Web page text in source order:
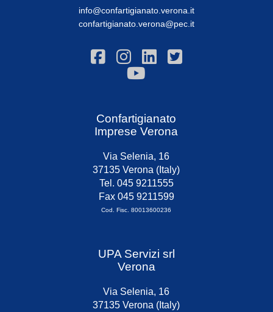
info@confartigianato.verona.it
confartigianato.verona@pec.it
Confartigianato
Imprese Verona
Via Selenia, 16
37135 Verona (Italy)
Tel. 045 9211555
Fax 045 9211599
Cod. Fisc. 80013600236
UPA Servizi srl
Verona
Via Selenia, 16
37135 Verona (Italy)